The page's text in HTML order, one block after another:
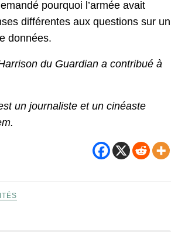
pourquoi l’armée avait
différentes aux questions sur un
données.
du Guardian a contribué à
un journaliste et un cinéaste